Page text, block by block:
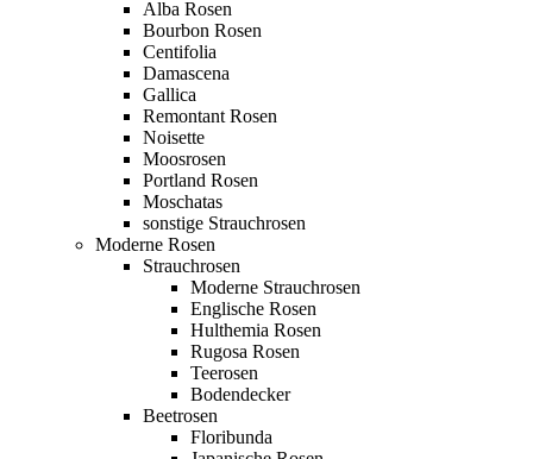
Alba Rosen
Bourbon Rosen
Centifolia
Damascena
Gallica
Remontant Rosen
Noisette
Moosrosen
Portland Rosen
Moschatas
sonstige Strauchrosen
Moderne Rosen
Strauchrosen
Moderne Strauchrosen
Englische Rosen
Hulthemia Rosen
Rugosa Rosen
Teerosen
Bodendecker
Beetrosen
Floribunda